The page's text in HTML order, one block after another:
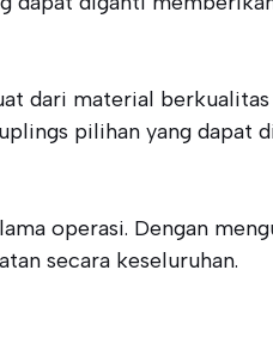
dari material
pilihan yang dapat
operasi. Dengan
secara keseluruhan.